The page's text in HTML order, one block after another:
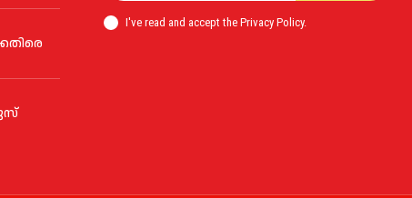
I've read and accept the Privacy Policy.